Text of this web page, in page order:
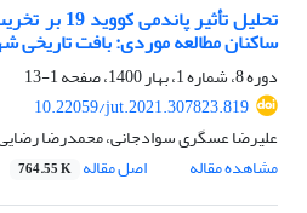
تحلیل تأثیر
ساکنان مطالعه موردی: بافت تاریخی
دوره 8، شماره 1، بهار 1400، صفحه
1-13
10.22059/jut.2021.307823.819
علیرضا عسگری سوادجانی، محمدرضا
مشاهده مقاله
اصل مقاله 764.55 K